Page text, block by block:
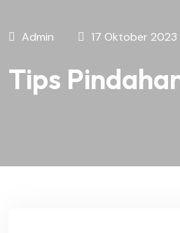
Admin 17 Oktober 2023
Tips